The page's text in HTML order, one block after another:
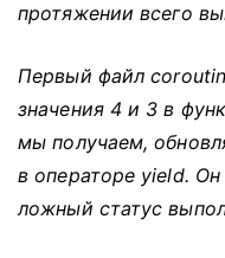
протяжении всего
Первый файл
значения 4 и 3 в
мы получаем,
в операторе yield. Он
ложный статус